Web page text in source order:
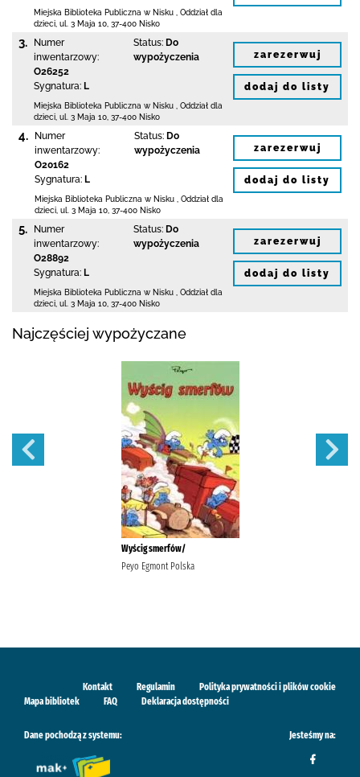
Miejska Biblioteka Publiczna w Nisku
Oddział dla
dzieci, ul. 3 Maja 10 37-400 Nisko
3.
Numer
inwentarzowy:
O26252
Sygnatura: L
Status: Do
wypożyczenia
Miejska Biblioteka Publiczna w Nisku
Oddział dla
dzieci, ul. 3 Maja 10 37-400 Nisko
zarezerwuj
dodaj do listy
4.
Numer
inwentarzowy:
O20162
Sygnatura: L
Status: Do
wypożyczenia
Miejska Biblioteka Publiczna w Nisku
Oddział dla
dzieci, ul. 3 Maja 10 37-400 Nisko
zarezerwuj
dodaj do listy
5.
Numer
inwentarzowy:
O28892
Sygnatura: L
Status: Do
wypożyczenia
Miejska Biblioteka Publiczna w Nisku
Oddział dla
dzieci, ul. 3 Maja 10 37-400 Nisko
zarezerwuj
dodaj do listy
Najczęściej wypożyczane
Wyścig smerfów/
Peyo Egmont Polska
Kontakt Regulamin
Polityka prywatności i plików cookie
Mapa bibliotek
FAQ Deklaracja dostępności
Dane pochodzą z systemu: Jesteśmy na: